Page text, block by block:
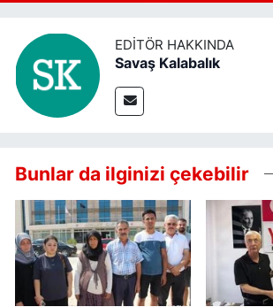
EDITÖR HAKKINDA
Savaş Kalabalık
Bunlar da ilginizi çekebilir